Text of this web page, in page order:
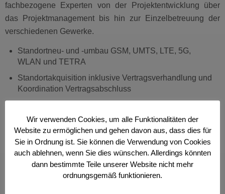
fachbezogene Experten von der Projektentwicklung über
das Projektmanagement bis hin zur Einzelbetreuung der
verschiedenen Gewerke.
Standortneu- und -umbau GSM, UMTS, LTE, 5G,
WLAN und TETRA
Standortakquisition inklusive Vertragsverhandlung und
Koordination Vertragsabschluss
Genehmigungsverfahren
(Bauanträge, Denkmalschutz, Naturschutz,
Sanierungssatzungen, Umweltschutz, sonstige
Ausnahmeanträge, WattWächter,
Standortbescheinigungsverfahren (26. BImSchV))
Eigentümerbetreuung
Wir verwenden Cookies, um alle Funktionalitäten der
Website zu ermöglichen und gehen davon aus, dass dies für
Sie in Ordnung ist. Sie können die Verwendung von Cookies
auch ablehnen, wenn Sie dies wünschen. Allerdings könnten
dann bestimmte Teile unserer Website nicht mehr
ordnungsgemäß funktionieren.